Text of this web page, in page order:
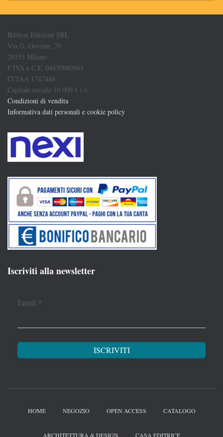
Biblion Edizioni SRL
Via G. Govone, 70
20155 Milano
P.IVA e C.F. 04430980963
CCIAA 1747448
Capitale sociale 10.000 € i.v.
Condizioni di vendita
Informativa dati personali e cookie policy
Iscriviti alla newsletter
Email *
HOME NEGOZIO OPEN ACCESS CATALOGO
ARCHITETTURA & DESIGN CASA EDITRICE